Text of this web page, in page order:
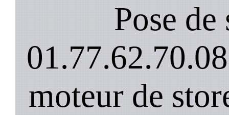
Pose de
moteur de